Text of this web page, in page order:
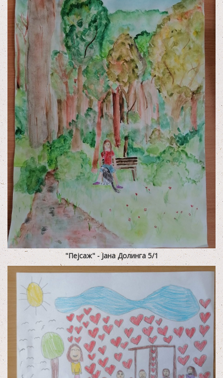
"Пејсаж" - Јана Долинга 5/1